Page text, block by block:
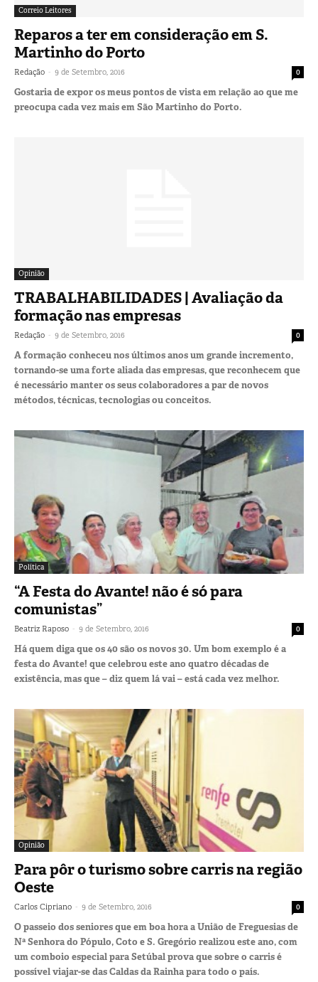
Correio Leitores
Reparos a ter em consideração em S.
Martinho do Porto
Redação - 9 de Setembro, 2016 0
Gostaria de expor os meus pontos de vista em relação ao que me
preocupa cada vez mais em São Martinho do Porto.
Opinião
TRABALHABILIDADES | Avaliação da
formação nas empresas
Redação - 9 de Setembro, 2016 0
A formação conheceu nos últimos anos um grande incremento,
tornando-se uma forte aliada das empresas, que reconhecem que
é necessário manter os seus colaboradores a par de novos
métodos, técnicas, tecnologias ou conceitos.
Política
“A Festa do Avante! não é só para
comunistas”
Beatriz Raposo - 9 de Setembro, 2016 0
Há quem diga que os 40 são os novos 30. Um bom exemplo é a
festa do Avante! que celebrou este ano quatro décadas de
existência, mas que – diz quem lá vai – está cada vez melhor.
Opinião
Para pôr o turismo sobre carris na região
Oeste
Carlos Cipriano - 9 de Setembro, 2016 0
O passeio dos seniores que em boa hora a União de Freguesias de
Nª Senhora do Pópulo, Coto e S. Gregório realizou este ano, com
um comboio especial para Setúbal prova que sobre o carris é
possível viajar-se das Caldas da Rainha para todo o país.